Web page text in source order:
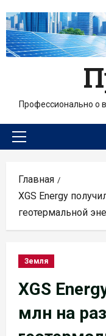
содержимому
Профессионально о
Основное
Главная
XGS Energy
геотермальной
Земля
XGS
млн на